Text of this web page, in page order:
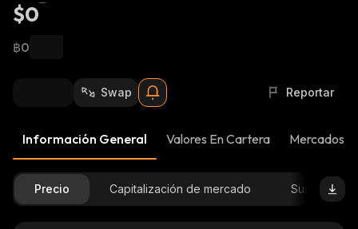
$0
฿0
Swap Reportar
Información General Valores En Cartera Mercados
Precio Capitalización de mercado Suministro